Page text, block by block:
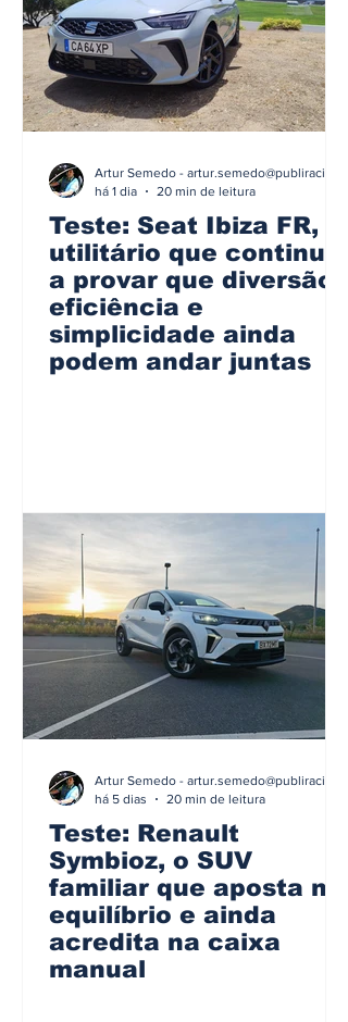
Teste: Seat Ibiza FR, o
utilitário que continua
a provar que diversão,
eficiência e
simplicidade ainda
podem andar juntas
há 1 dia
20 min de leitura
Teste: Renault
Symbioz, o SUV
familiar que aposta no
equilíbrio e ainda
acredita na caixa
manual
há 5 dias
20 min de leitura